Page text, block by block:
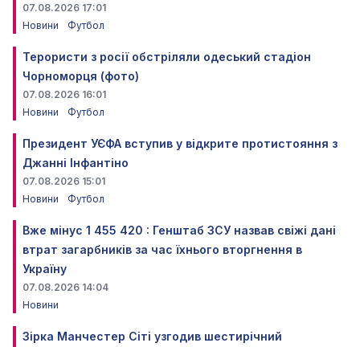
07.08.2026 17:01
Новини
Футбол
Терористи з росії обстріляли одеський стадіон
Чорноморця (фото)
07.08.2026 16:01
Новини
Футбол
Президент УЄФА вступив у відкрите протистояння з
Джанні Інфантіно
07.08.2026 15:01
Новини
Футбол
Вже мінус 1 455 420 : Генштаб ЗСУ назвав свіжі дані
втрат загарбників за час їхнього вторгнення в
Україну
07.08.2026 14:04
Новини
Зірка Манчестер Сіті узгодив шестирічний